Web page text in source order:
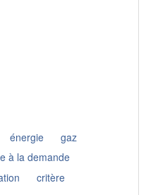
énergie
gaz
à la demande
critère